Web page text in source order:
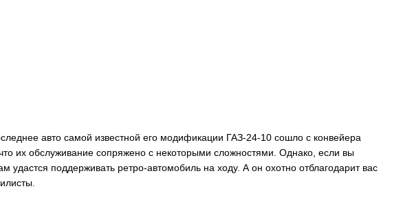
авто самой известной его модификации ГАЗ-24-10 сошло с конвейера
их обслуживание сопряжено с некоторыми сложностями. Однако, если вы
удастся поддерживать ретро-автомобиль на ходу. А он охотно отблагодарит вас